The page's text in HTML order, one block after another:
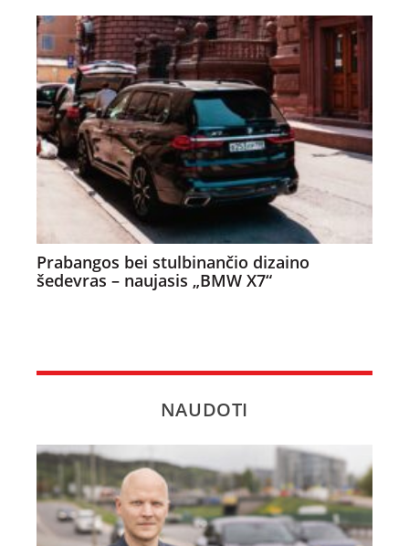
Prabangos bei stulbinančio dizaino
šedevras – naujasis „BMW X7“
NAUDOTI